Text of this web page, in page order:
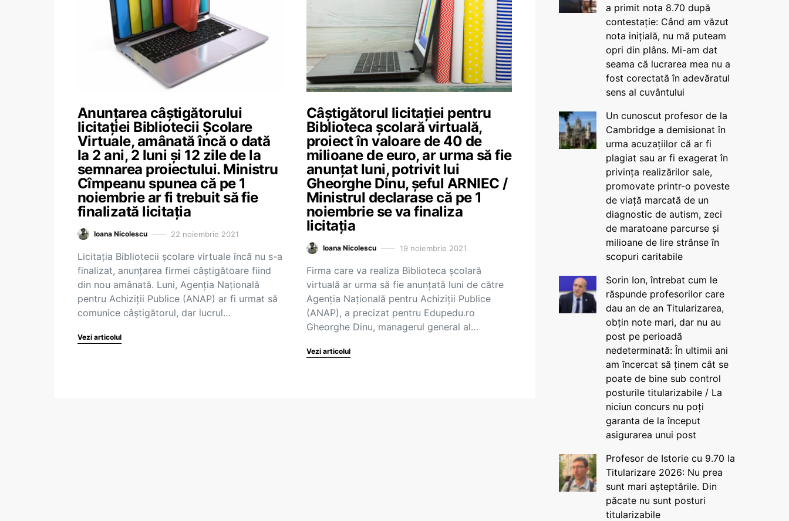
Anunțarea câștigătorului
licitației Bibliotecii Școlare
Virtuale, amânată încă o dată
la 2 ani, 2 luni și 12 zile de la
semnarea proiectului. Ministru
Cîmpeanu spunea că pe 1
noiembrie ar fi trebuit să fie
finalizată licitația
Ioana Nicolescu 22 noiembrie 2021
Licitația Bibliotecii școlare virtuale încă nu s-a
finalizat, anunțarea firmei câștigătoare fiind
din nou amânată. Luni, Agenția Națională
pentru Achiziții Publice (ANAP) ar fi urmat să
comunice câștigătorul, dar lucrul…
Vezi articolul
Câștigătorul licitației pentru
Biblioteca școlară virtuală,
proiect în valoare de 40 de
milioane de euro, ar urma să fie
anunțat luni, potrivit lui
Gheorghe Dinu, șeful ARNIEC /
Ministrul declarase că pe 1
noiembrie se va finaliza
licitația
Ioana Nicolescu 19 noiembrie 2021
Firma care va realiza Biblioteca școlară
virtuală ar urma să fie anunțată luni de către
Agenția Națională pentru Achiziții Publice
(ANAP), a precizat pentru Edupedu.ro
Gheorghe Dinu, managerul general al…
Vezi articolul
a primit nota 8.70 după
contestație: Când am văzut
nota inițială, nu mă puteam
opri din plâns. Mi-am dat
seama că lucrarea mea nu a
fost corectată în adevăratul
sens al cuvântului
Un cunoscut profesor de la
Cambridge a demisionat în
urma acuzațiilor că ar fi
plagiat sau ar fi exagerat în
privința realizărilor sale,
promovate printr-o poveste
de viață marcată de un
diagnostic de autism, zeci
de maratoane parcurse și
milioane de lire strânse în
scopuri caritabile
Sorin Ion, întrebat cum le
răspunde profesorilor care
dau an de an Titularizarea,
obțin note mari, dar nu au
post pe perioadă
nedeterminată: În ultimii ani
am încercat să ținem cât se
poate de bine sub control
posturile titularizabile / La
niciun concurs nu poți
garanta de la început
asigurarea unui post
Profesor de Istorie cu 9.70 la
Titularizare 2026: Nu prea
sunt mari așteptările. Din
păcate nu sunt posturi
titularizabile